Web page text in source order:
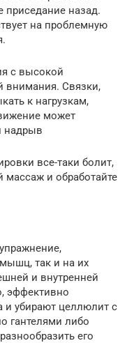
приседание назад.
на проблемную
с высокой
внимания. Связки,
к нагрузкам,
может
надрыв
все-таки болит,
и обработайте
так и на их
и внутренней
эффективно
и убирают целлюлит с
гантелями либо
его